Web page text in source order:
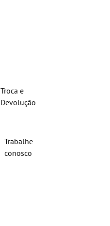
Troca e
Devolução
Trabalhe
conosco